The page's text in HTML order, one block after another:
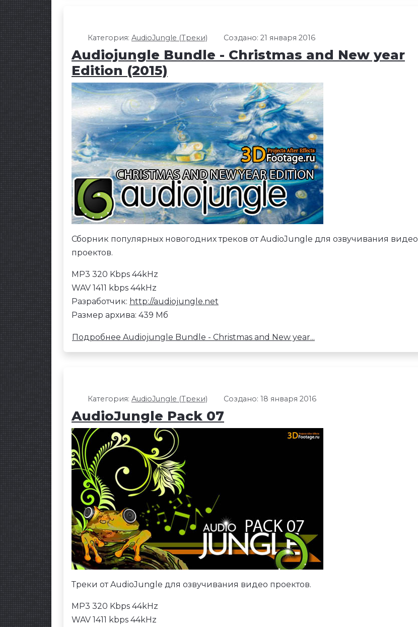
Категория: AudioJungle (Треки) Создано: 21 января 2016
Audiojungle Bundle - Christmas and New year
Edition (2015)
Сборник популярных новогодних треков от AudioJungle для озвучивания видео
проектов.
MP3 320 Kbps 44kHz
WAV 1411 kbps 44kHz
Разработчик: http://audiojungle.net
Размер архива: 439 Мб
Подробнее Audiojungle Bundle - Christmas and New year...
Категория: AudioJungle (Треки) Создано: 18 января 2016
AudioJungle Pack 07
Треки от AudioJungle для озвучивания видео проектов.
MP3 320 Kbps 44kHz
WAV 1411 kbps 44kHz